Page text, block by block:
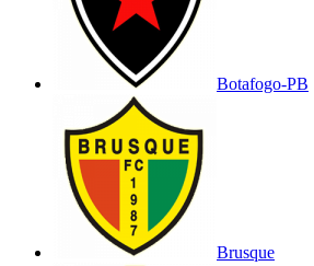
Botafogo-PB
Brusque